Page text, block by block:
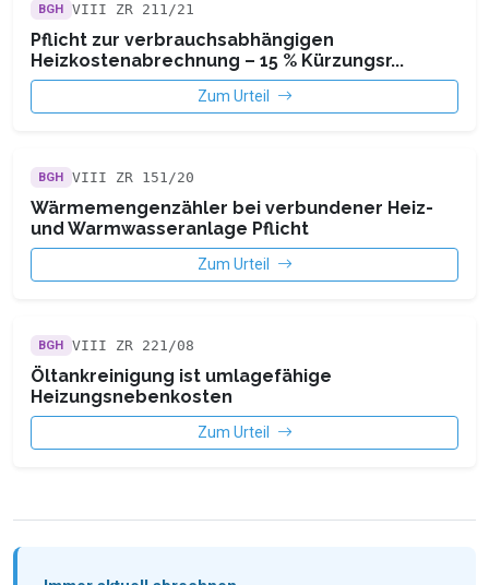
BGH VIII ZR 211/21
Pflicht zur verbrauchsabhängigen
Heizkostenabrechnung – 15 % Kürzungsr...
Zum Urteil
BGH VIII ZR 151/20
Wärmemengenzähler bei verbundener Heiz-
und Warmwasseranlage Pflicht
Zum Urteil
BGH VIII ZR 221/08
Öltankreinigung ist umlagefähige
Heizungsnebenkosten
Zum Urteil